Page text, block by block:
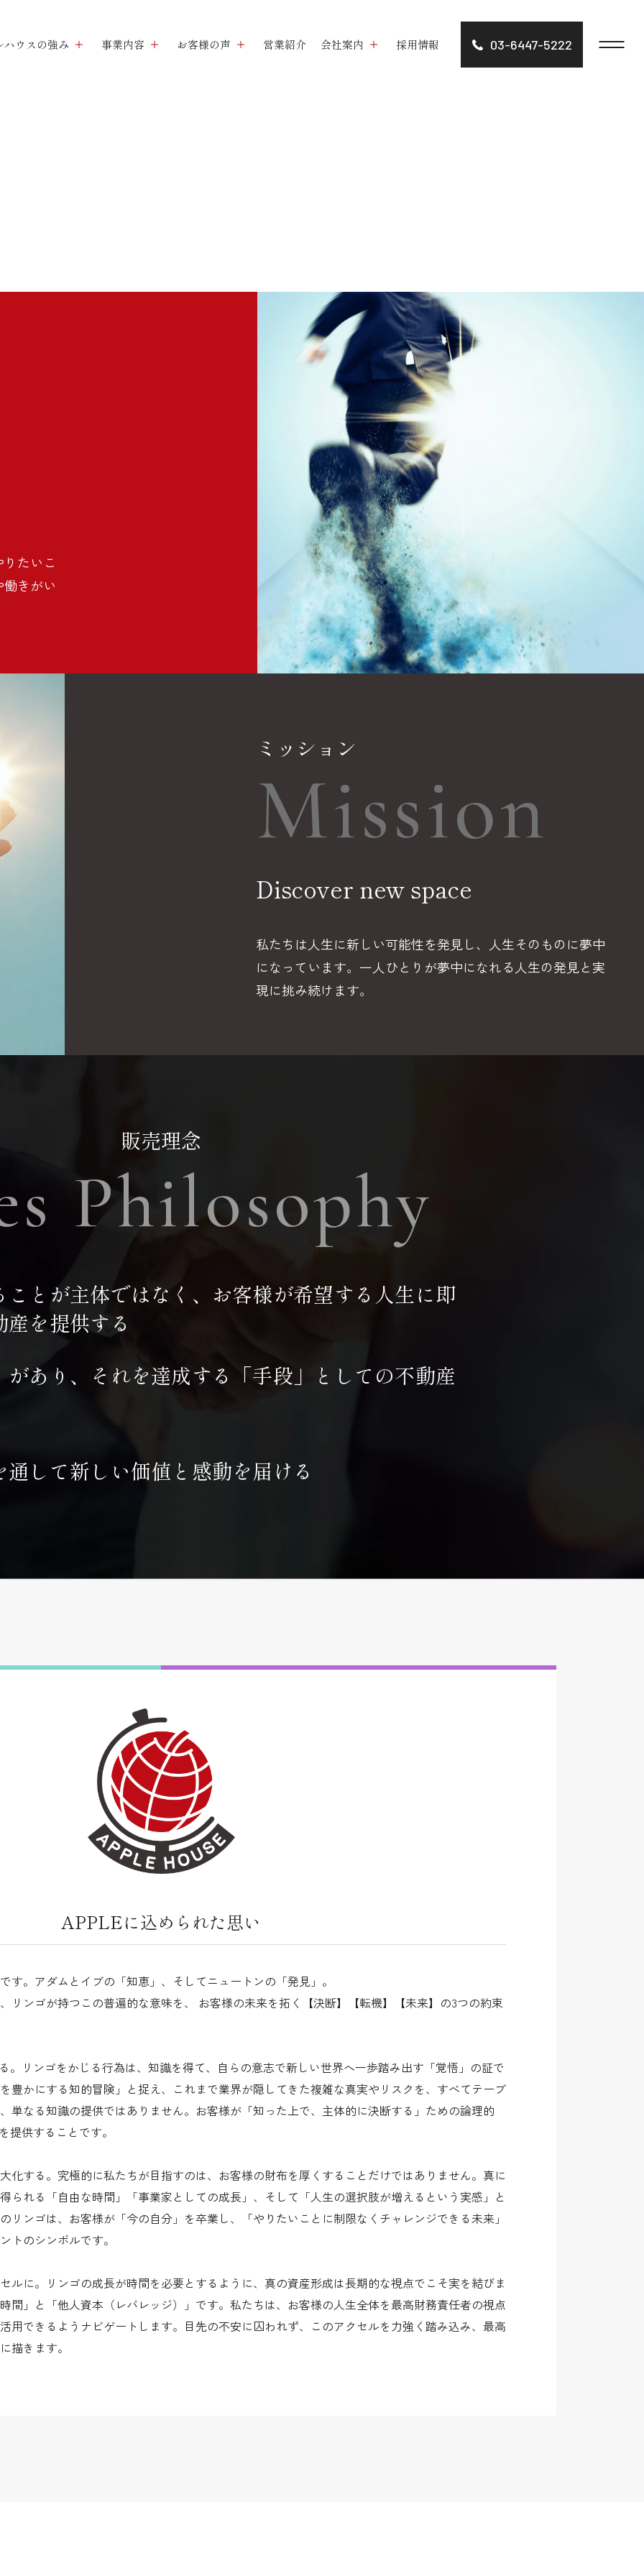
ハウスの強み 事業内容 お客様の声 営業紹介 会社案内 採用情報 03-6447-5222
たいこ
きがい
ミッション
Mission
Discover new space
私たちは人生に新しい可能性を発見し、人生そのものに夢中
になっています。一人ひとりが夢中になれる人生の発見と実
現に挑み続けます。
販売理念
Philosophy
ことが主体ではなく、お客様が希望する人生に即
を提供する
があり、それを達成する「手段」としての不動産
通して新しい価値と感動を届ける
APPLEに込められた思い
す。アダムとイブの「知恵」、そしてニュートンの「発見」。
リンゴが持つこの普遍的な意味を、 お客様の未来を拓く【決断】【転機】【未来】の3つの約束
リンゴをかじる行為は、知識を得て、自らの意志で新しい世界へ一歩踏み出す「覚悟」の証で
豊かにする知的冒険」と捉え、これまで業界が隠してきた複雑な真実やリスクを、すべてテーブ
単なる知識の提供ではありません。お客様が「知った上で、主体的に決断する」ための論理的
提供することです。
する。究極的に私たちが目指すのは、お客様の財布を厚くすることだけではありません。真に
られる「自由な時間」「事業家としての成長」、そして「人生の選択肢が増えるという実感」と
リンゴは、お客様が「今の自分」を卒業し、「やりたいことに制限なくチャレンジできる未来」
トのシンボルです。
に。リンゴの成長が時間を必要とするように、真の資産形成は長期的な視点でこそ実を結びま
間」と「他人資本（レバレッジ）」です。私たちは、お客様の人生全体を最高財務責任者の視点
用できるようナビゲートします。目先の不安に囚われず、このアクセルを力強く踏み込み、最高
描きます。